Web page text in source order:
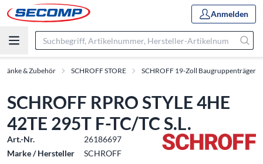
Anmelden
& Zubehör SCHROFF STORE SCHROFF 19-Zoll Baugruppenträger
SCHROFF RPRO STYLE 4HE
42TE 295T F-TC/TC S.L.
Art.-Nr.
26186697
Marke / Hersteller
SCHROFF